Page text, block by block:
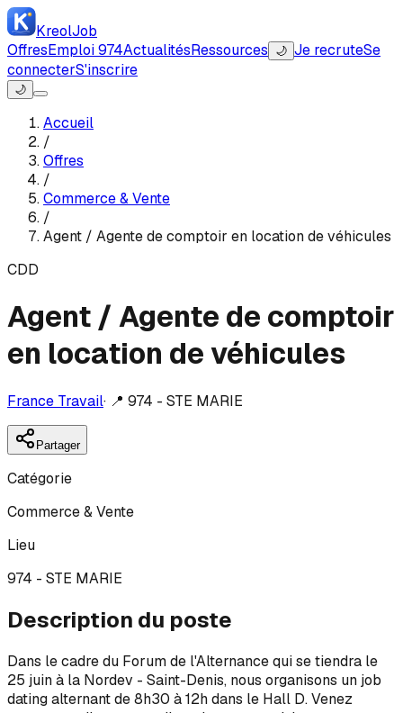
KreolJob
OffresEmploi 974ActualitésRessources 🌙 Je recruteSe
connecterS'inscrire
🌙
Accueil
/
Offres
/
Commerce & Vente
/
Agent / Agente de comptoir en location de véhicules
CDD
Agent / Agente de comptoir
en location de véhicules
France Travail· 📍 974 - STE MARIE
Partager
Catégorie
Commerce & Vente
Lieu
974 - STE MARIE
Description du poste
Dans le cadre du Forum de l'Alternance qui se tiendra le
25 juin à la Nordev - Saint-Denis, nous organisons un job
dating alternant de 8h30 à 12h dans le Hall D. Venez